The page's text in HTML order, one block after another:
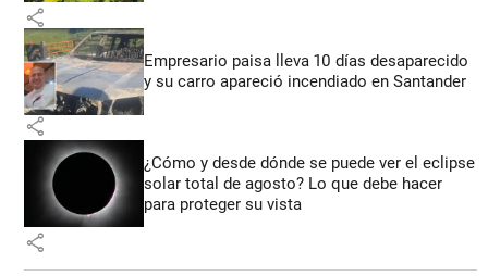
share
Empresario paisa lleva 10 días desaparecido
y su carro apareció incendiado en Santander
share
¿Cómo y desde dónde se puede ver el eclipse
solar total de agosto? Lo que debe hacer
para proteger su vista
share